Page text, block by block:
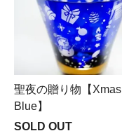
聖夜の贈り物【Xmas
Blue】
SOLD OUT